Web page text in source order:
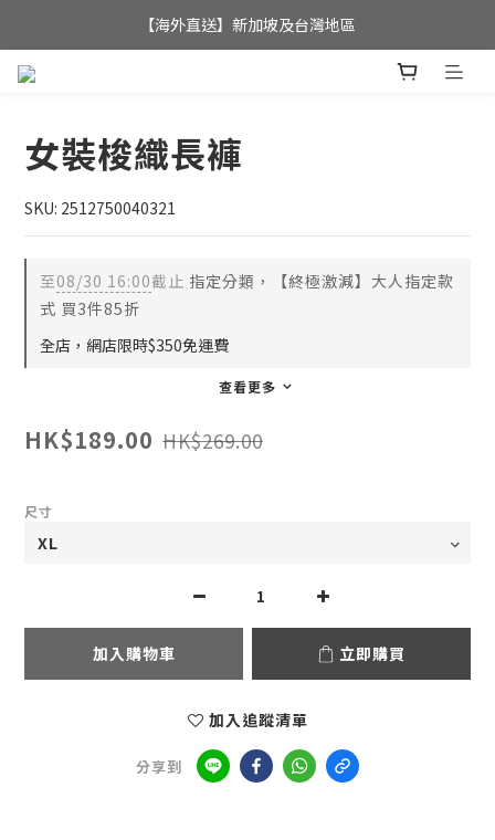
全店滿$350，即可享港澳地區免運費;
【海外直送】新加坡及台灣地區
女裝梭織長褲
SKU: 2512750040321
至08/30 16:00截止 指定分類，【終極激減】大人指定款
式 買3件85折
全店，網店限時$350免運費
查看更多
HK$189.00 HK$269.00
尺寸
加入購物車 立即購買
加入追蹤清單
分享到